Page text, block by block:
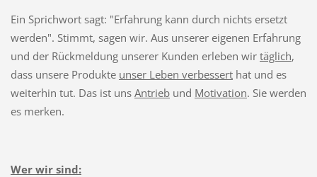
Ein Sprichwort sagt: "Erfahrung kann durch nichts ersetzt
werden". Stimmt, sagen wir. Aus unserer eigenen Erfahrung
und der Rückmeldung unserer Kunden erleben wir täglich,
dass unsere Produkte unser Leben verbesserthat und es
weiterhin tut. Das ist uns Antriebund Motivation. Sie werden
es merken.
Wer wir sind: